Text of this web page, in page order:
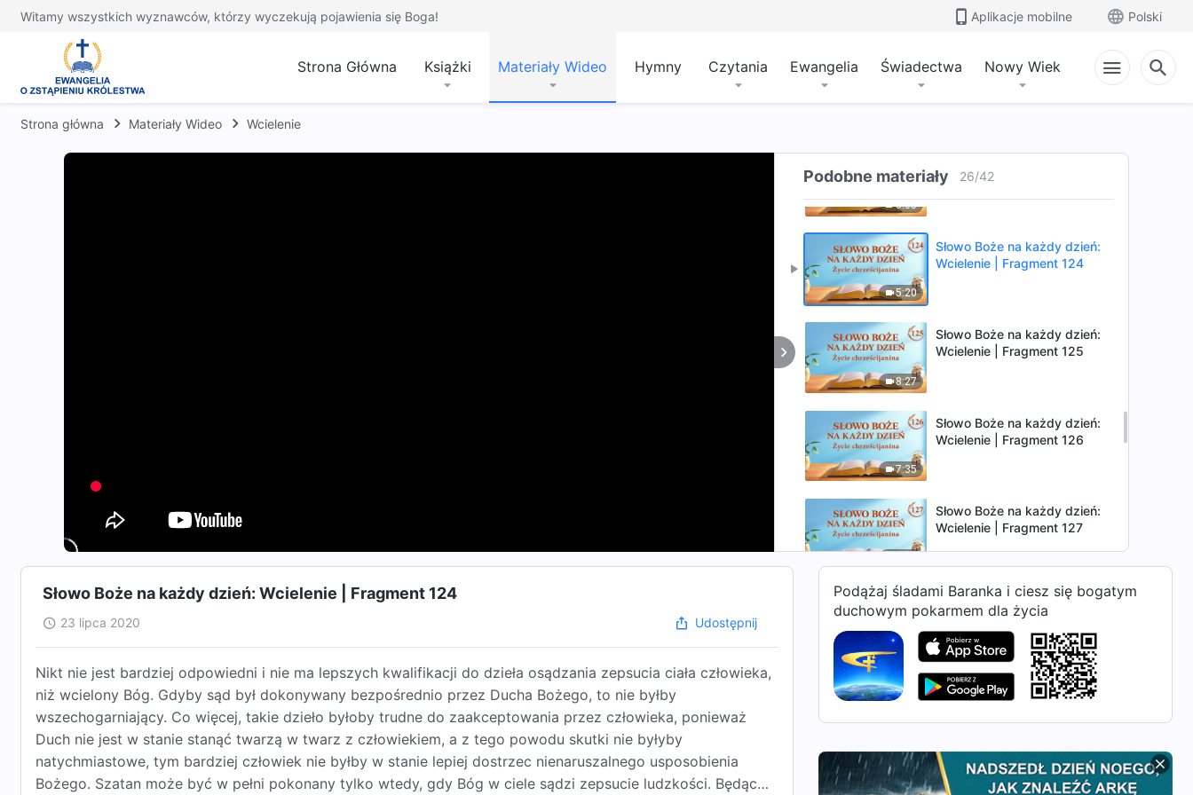
Witamy wszystkich wyznawców, którzy wyczekują pojawienia się Boga! Aplikacje mobilne Polski
Strona Główna Książki Materiały Wideo Hymny Czytania Ewangelia Świadectwa Nowy Wiek
Strona główna Materiały Wideo Wcielenie
Podobne materiały 26/42
Słowo Boże na każdy dzień:
Wcielenie | Fragment 122
6:05
Słowo Boże na każdy dzień:
Wcielenie | Fragment 123
5:20
Słowo Boże na każdy dzień:
Wcielenie | Fragment 124
8:27
Słowo Boże na każdy dzień:
Wcielenie | Fragment 125
7:35
Słowo Boże na każdy dzień:
Wcielenie | Fragment 126
Słowo Boże na każdy dzień:
Wcielenie | Fragment 127
10:39
Słowo Boże na każdy dzień:
Wcielenie | Fragment 128
Słowo Boże na każdy dzień:
Wcielenie | Fragment 129
Słowo Boże na każdy dzień:
Słowo Boże na każdy dzień: Wcielenie | Fragment 124
23 lipca 2020 Udostępnij
Nikt nie jest bardziej odpowiedni i nie ma lepszych kwalifikacji do dzieła osądzania zepsucia ciała człowieka,
niż wcielony Bóg. Gdyby sąd był dokonywany bezpośrednio przez Ducha Bożego, to nie byłby
wszechogarniający. Co więcej, takie dzieło byłoby trudne do zaakceptowania przez człowieka, ponieważ
Duch nie jest w stanie stanąć twarzą w twarz z człowiekiem, a z tego powodu skutki nie byłyby
natychmiastowe, tym bardziej człowiek nie byłby w stanie lepiej dostrzec nienaruszalnego usposobienia
Bożego. Szatan może być w pełni pokonany tylko wtedy, gdy Bóg w ciele sądzi zepsucie ludzkości. Będąc
Podążaj śladami Baranka i ciesz się bogatym
duchowym pokarmem dla życia